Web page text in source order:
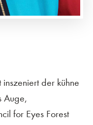
der kühne
Auge,
for Eyes Forest